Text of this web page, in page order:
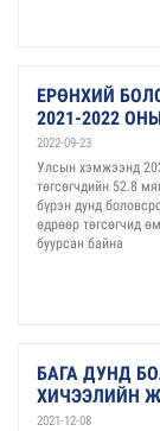
ЕРӨНХИЙ
2021-2022
2022-09-23
Улсын хэмжээнд
төгсөгчдийн 52.8
бүрэн дунд
өдрөөр төгсөгчид
буурсан байна
БАГА ДУНД
ХИЧЭЭЛИЙН
2021-12-08